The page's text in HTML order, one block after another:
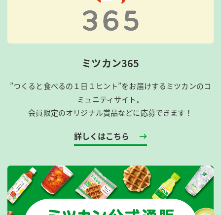
ミツカン365
”つくると食べるの１日１ヒント”をお届けするミツカンのコ
ミュニティサイト。
会員限定のオリジナル賞品などに応募できます！
詳しくはこちら